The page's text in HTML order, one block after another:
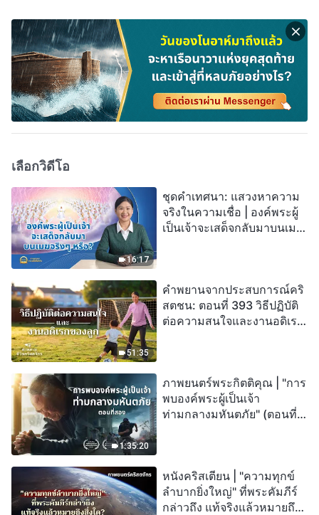
เลือกวิดีโอ
16:17
ชุดคำเทศนา: แสวงหาความ
จริงในความเชื่อ | องค์พระผู้
เป็นเจ้าจะเสด็จกลับมาบนเมฆ
51:35
คำพยานจากประสบการณ์คริ
สตชน: ตอนที่ 393 วิธีปฏิบัติ
ต่อความสนใจและงานอดิเรก
1:35:20
ภาพยนตร์พระกิตติคุณ | "การ
พบองค์พระผู้เป็นเจ้า
ท่ามกลางมหันตภัย" (ตอนที่
หนังคริสเตียน | "ความทุกข์
ลำบากยิ่งใหญ่" ที่พระคัมภีร์
กล่าวถึง แท้จริงแล้วหมายถึง